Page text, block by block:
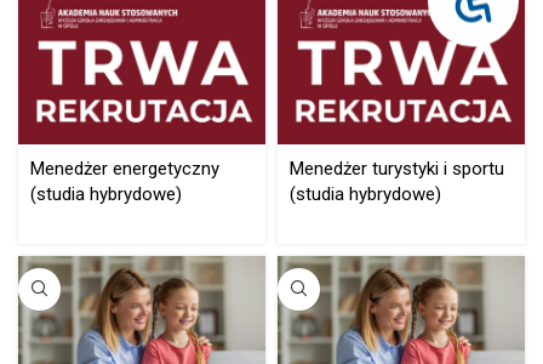
Menedżer energetyczny
(studia hybrydowe)
Menedżer turystyki i sportu
(studia hybrydowe)